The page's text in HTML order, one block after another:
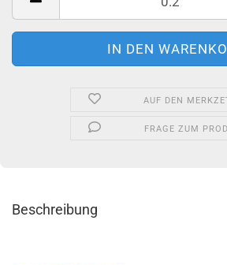
AUF DEN
FRAGE ZUM
Beschreibung